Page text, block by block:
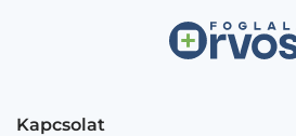
Kapcsolat